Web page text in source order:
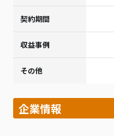
契約期間
収益事例
その他
企業情報